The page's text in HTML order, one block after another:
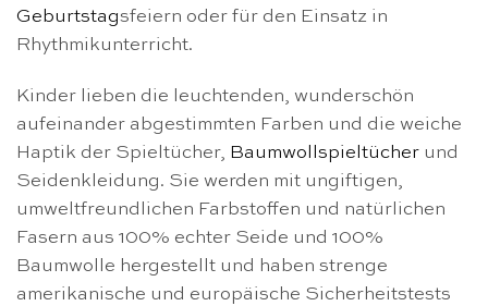
Geburtstagsfeiern oder für den Einsatz in
Rhythmikunterricht.
Kinder lieben die leuchtenden, wunderschön
aufeinander abgestimmten Farben und die weiche
Haptik der Spieltücher, Baumwollspieltücher und
Seidenkleidung. Sie werden mit ungiftigen,
umweltfreundlichen Farbstoffen und natürlichen
Fasern aus 100% echter Seide und 100%
Baumwolle hergestellt und haben strenge
amerikanische und europäische Sicherheitstests